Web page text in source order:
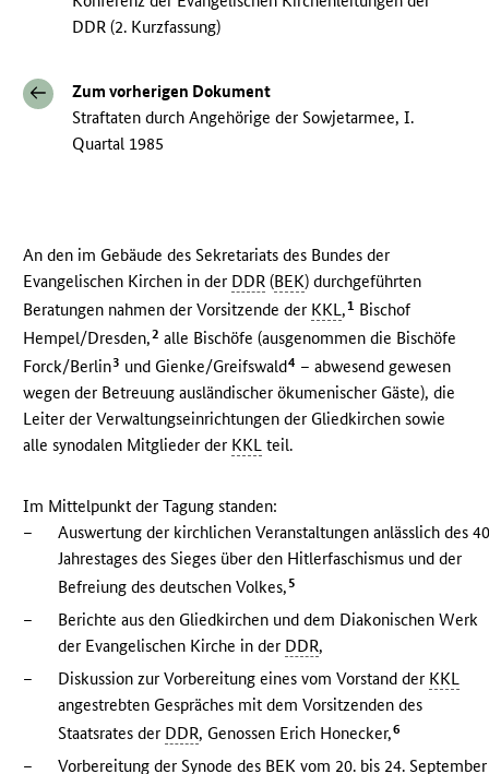
DDR (2. Kurzfassung)
Zum vorherigen Dokument
Straftaten durch Angehörige der Sowjetarmee, I.
Quartal 1985
An den im Gebäude des Sekretariats des Bundes der
Evangelischen Kirchen in der DDR (BEK) durchgeführten
Beratungen nahmen der Vorsitzende der KKL,1 Bischof
Hempel/Dresden,2 alle Bischöfe (ausgenommen die Bischöfe
Forck/Berlin3 und Gienke/Greifswald4 – abwesend gewesen
wegen der Betreuung ausländischer ökumenischer Gäste), die
Leiter der Verwaltungseinrichtungen der Gliedkirchen sowie
alle synodalen Mitglieder der KKL teil.
Im Mittelpunkt der Tagung standen:
–
Auswertung der kirchlichen Veranstaltungen anlässlich des
Jahrestages des Sieges über den Hitlerfaschismus und der
Befreiung des deutschen Volkes, 5
–
Berichte aus den Gliedkirchen und dem Diakonischen Werk
der Evangelischen Kirche in der DDR,
–
Diskussion zur Vorbereitung eines vom Vorstand der KKL
angestrebten Gespräches mit dem Vorsitzenden des
Staatsrates der DDR, Genossen Erich Honecker,6
– Vorbereitung der Synode des BEK vom 20. bis 24. September